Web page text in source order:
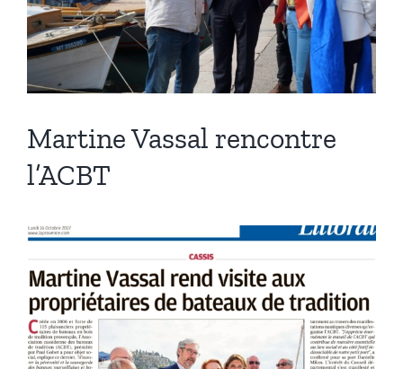
Martine Vassal rencontre
l’ACBT